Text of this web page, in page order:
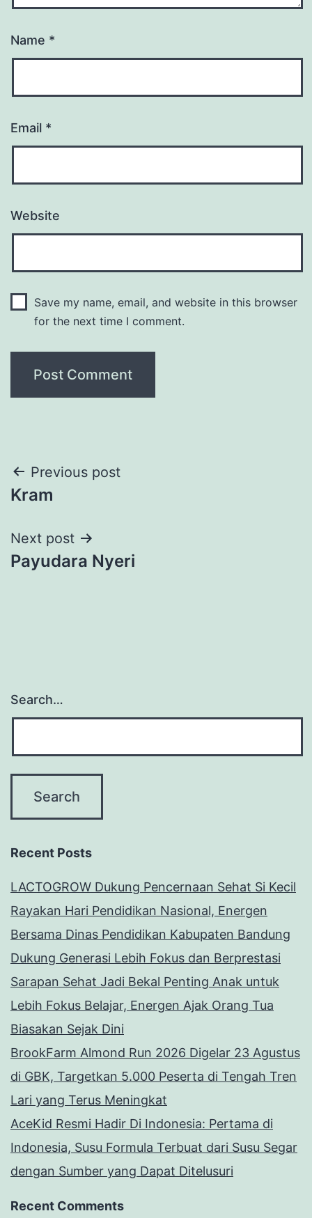
Name *
Email *
Website
Save my name, email, and website in this browser
for the next time I comment.
Post
navigation
Previous post
Kram
Next post
Payudara Nyeri
Search…
Recent Posts
LACTOGROW Dukung Pencernaan Sehat Si Kecil
Rayakan Hari Pendidikan Nasional, Energen
Bersama Dinas Pendidikan Kabupaten Bandung
Dukung Generasi Lebih Fokus dan Berprestasi
Sarapan Sehat Jadi Bekal Penting Anak untuk
Lebih Fokus Belajar, Energen Ajak Orang Tua
Biasakan Sejak Dini
BrookFarm Almond Run 2026 Digelar 23 Agustus
di GBK, Targetkan 5.000 Peserta di Tengah Tren
Lari yang Terus Meningkat
AceKid Resmi Hadir Di Indonesia: Pertama di
Indonesia, Susu Formula Terbuat dari Susu Segar
dengan Sumber yang Dapat Ditelusuri
Recent Comments